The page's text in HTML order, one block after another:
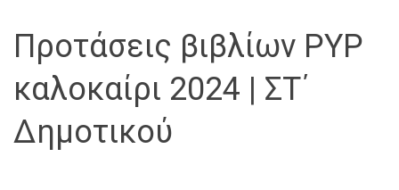
Προτάσεις βιβλίων PYP
καλοκαίρι 2024 | ΣΤ΄
Δημοτικού